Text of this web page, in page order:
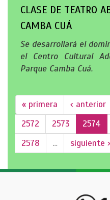
CLASE DE TEATRO
CAMBA CUÁ
Se desarrollará el
el Centro Cultural
Parque Camba Cuá.
« primera ‹ anterior
2572
2573 2574
2578
… siguiente ›